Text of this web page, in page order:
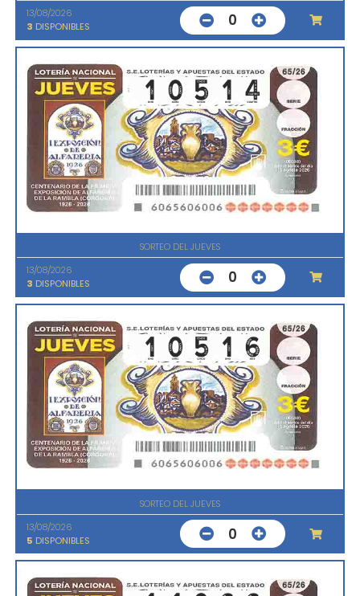
13/08/2026
3 DISPONIBLES 0
SORTEO DEL JUEVES
13/08/2026
3 DISPONIBLES 0
SORTEO DEL JUEVES
13/08/2026
5 DISPONIBLES 0